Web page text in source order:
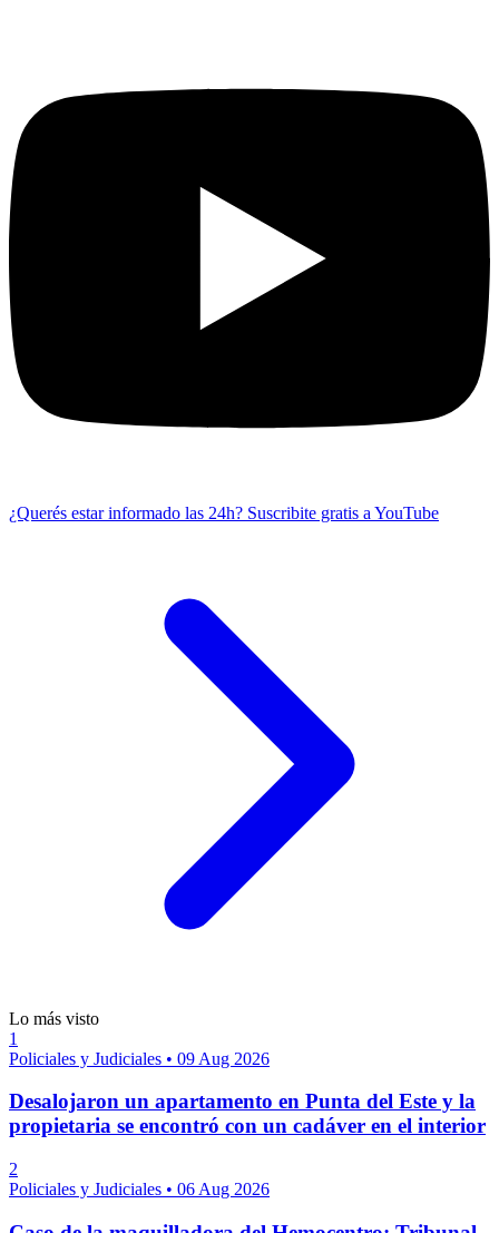
¿Querés estar informado las 24h? Suscribite gratis a YouTube
Lo más visto
1
Policiales y Judiciales • 09 Aug 2026
Desalojaron un apartamento en Punta del Este y la
propietaria se encontró con un cadáver en el interior
2
Policiales y Judiciales • 06 Aug 2026